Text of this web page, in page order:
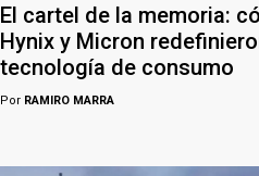
El cartel de la memoria:
Hynix y Micron
tecnología de consumo
Por RAMIRO MARRA